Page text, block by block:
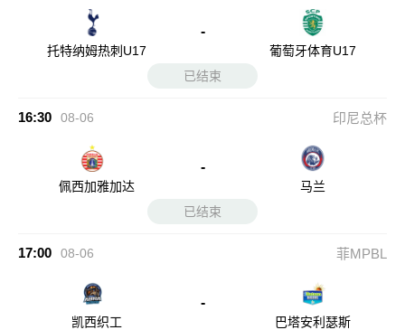
托特纳姆热刺U17
-
葡萄牙体育U17
已结束
16:30 08-06 印尼总杯
佩西加雅加达
-
马兰
已结束
17:00 08-06 菲MPBL
凯西织工
-
巴塔安利瑟斯